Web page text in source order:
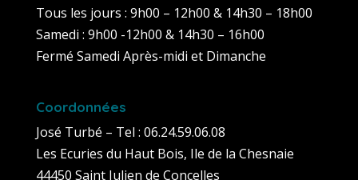
Tous les jours : 9h00 – 12h00 & 14h30 – 18h00
Samedi : 9h00 -12h00 & 14h30 – 16h00
Fermé Samedi Après-midi et Dimanche
Coordonnées
José Turbé – Tel : 06.24.59.06.08
Les Ecuries du Haut Bois, Ile de la Chesnaie
44450 Saint Julien de Concelles